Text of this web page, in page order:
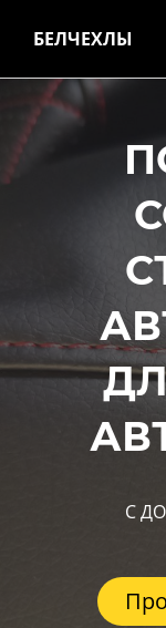
БЕЛЧЕХЛЫ
С